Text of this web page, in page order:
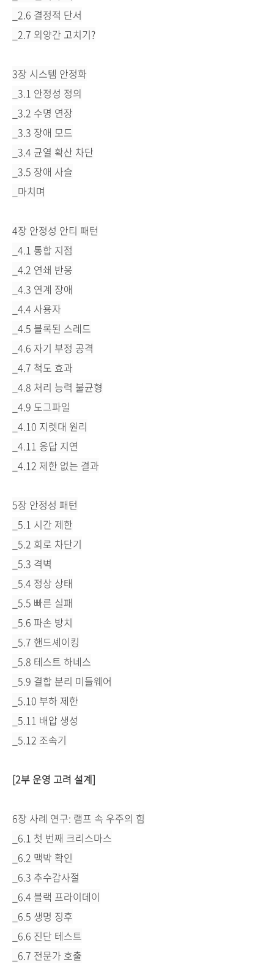
_2.6 결정적 단서
_2.7 외양간 고치기?
3장 시스템 안정화
_3.1 안정성 정의
_3.2 수명 연장
_3.3 장애 모드
_3.4 균열 확산 차단
_3.5 장애 사슬
_마치며
4장 안정성 안티 패턴
_4.1 통합 지점
_4.2 연쇄 반응
_4.3 연계 장애
_4.4 사용자
_4.5 블록된 스레드
_4.6 자기 부정 공격
_4.7 척도 효과
_4.8 처리 능력 불균형
_4.9 도그파일
_4.10 지렛대 원리
_4.11 응답 지연
_4.12 제한 없는 결과
5장 안정성 패턴
_5.1 시간 제한
_5.2 회로 차단기
_5.3 격벽
_5.4 정상 상태
_5.5 빠른 실패
_5.6 파손 방치
_5.7 핸드셰이킹
_5.8 테스트 하네스
_5.9 결합 분리 미들웨어
_5.10 부하 제한
_5.11 배압 생성
_5.12 조속기
[2부 운영 고려 설계]
6장 사례 연구: 램프 속 우주의 힘
_6.1 첫 번째 크리스마스
_6.2 맥박 확인
_6.3 추수감사절
_6.4 블랙 프라이데이
_6.5 생명 징후
_6.6 진단 테스트
_6.7 전문가 호출